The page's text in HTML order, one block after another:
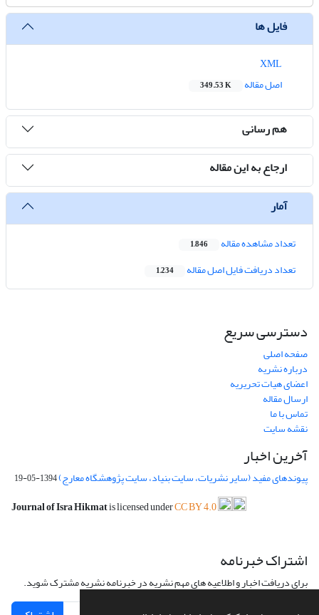
فایل ها
اصل مقاله
349.53 K
هم رسانی
ارجاع به این مقاله
آمار
تعداد مشاهده مقاله 1,846
تعداد دریافت فایل اصل مقاله 1,234
دسترسی سریع
صفحه اصلی
درباره نشریه
اعضای هیات تحریریه
ارسال مقاله
تماس با ما
نقشه سایت
آخرین اخبار
پیوندهای مفید (سایر نشریات، سایت بنیاد، سایت پژوهشگاه معارج)1394-05-19
Journal of Isra Hikmatis licensed underCC BY 4.0
اشتراک خبرنامه
برای دریافت اخبار و اطلاعیه های مهم نشریه در خبرنامه نشریه مشترک شوید.